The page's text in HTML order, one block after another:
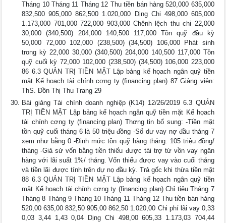
Tháng 10 Tháng 11 Tháng 12 Thu tiền bán hàng 520,000 635,000
832,500 905,000 862,500 1.020,000 Dịng Chi 498,000 605,000
1.173,000 701,000 722,000 903,000 Chênh lệch thu chi 22,000
30,000 (340,500) 204,000 140,500 117,000 Tồn quỹ đầu kỳ
50,000 72,000 102,000 (238,500) (34,500) 106,000 Phát sinh
trong kỳ 22,000 30,000 (340,500) 204,000 140,500 117,000 Tồn
quỹ cuối kỳ 72,000 102,000 (238,500) (34,500) 106,000 223,000
86 6.3 QUẢN TRỊ TIỀN MẶT Lập bảng kế họach ngân quỹ tiền
mặt Kế họach tài chính cơng ty (financing plan) 87 Giảng viên:
ThS. Đồn Thị Thu Trang 29
Bài giảng Tài chính doanh nghiệp (K14) 12/26/2019 6.3 QUẢN
TRỊ TIỀN MẶT Lập bảng kế họach ngân quỹ tiền mặt Kế họach
tài chính cơng ty (financing plan) Thơng tin bổ sung: -Tiền mặt
tồn quỹ cuối tháng 6 là 50 triệu đồng -Số dư vay nợ đầu tháng 7
xem như bằng 0 -Định mức tồn quỹ hàng tháng: 105 triệu đồng/
tháng -Giả sử vốn bằng tiền thiếu được tài trợ từ vồn vay ngân
hàng với lãi suất 1%/ tháng. Vốn thiếu được vay vào cuối tháng
và tiền lãi được tính trên dự nọ đầu kỳ. Trả gốc khi thừa tiền mặt
88 6.3 QUẢN TRỊ TIỀN MẶT Lập bảng kế họach ngân quỹ tiền
mặt Kế họach tài chính cơng ty (financing plan) Chỉ tiêu Tháng 7
Tháng 8 Tháng 9 Tháng 10 Tháng 11 Tháng 12 Thu tiền bán hàng
520,00 635,00 832,50 905,00 862,50 1.020,00 Chi phí lãi vay 0,33
0,03 3,44 1,43 0,04 Dịng Chi 498,00 605,33 1.173,03 704,44